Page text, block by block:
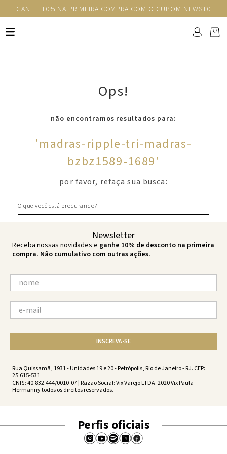
GANHE 10% NA PRIMEIRA COMPRA COM O CUPOM NEWS10
Ops!
não encontramos resultados para:
'madras-ripple-tri-madras-
bzbz1589-1689'
por favor, refaça sua busca:
Newsletter
Receba nossas novidades e ganhe 10% de desconto na primeira
compra. Não cumulativo com outras ações.
INSCREVA-SE
Rua Quissamã, 1931 - Unidades 19 e 20 - Petrópolis, Rio de Janeiro - RJ. CEP:
25.615-531
CNPJ: 40.832.444/0010-07 | Razão Social: Vix Varejo LTDA. 2020 Vix Paula
Hermanny todos os direitos reservados.
Perfis oficiais